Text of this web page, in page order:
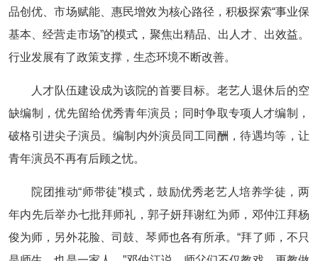
品创优、市场赋能、惠民增效为核心路径，积极探索“事业保
基本、经营走市场”的模式，聚焦出精品、出人才、出效益。
行业发展有了政策支撑，生态环境不断改善。
人才队伍建设成为该院的首要目标。老艺人退休后的空
缺编制，优先留给优秀青年演员；同时争取专项人才编制，
破格引进尖子演员。编制内外演员同工同酬，待遇均等，让
青年演员不再有后顾之忧。
院团推动“师带徒”模式，鼓励优秀老艺人培养学徒，两
年内先后举办七批拜师礼，郭子妍拜谢红为师，邓仲江拜杨
俊为师，另外花脸、司鼓、琴师也各有所承。“拜了师，不只